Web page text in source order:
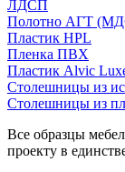
ЛДСП
Полотно АГТ
Пластик HPL
Пленка ПВХ
Пластик Alvic
Столешницы из
Столешницы из
Все образцы
проекту в